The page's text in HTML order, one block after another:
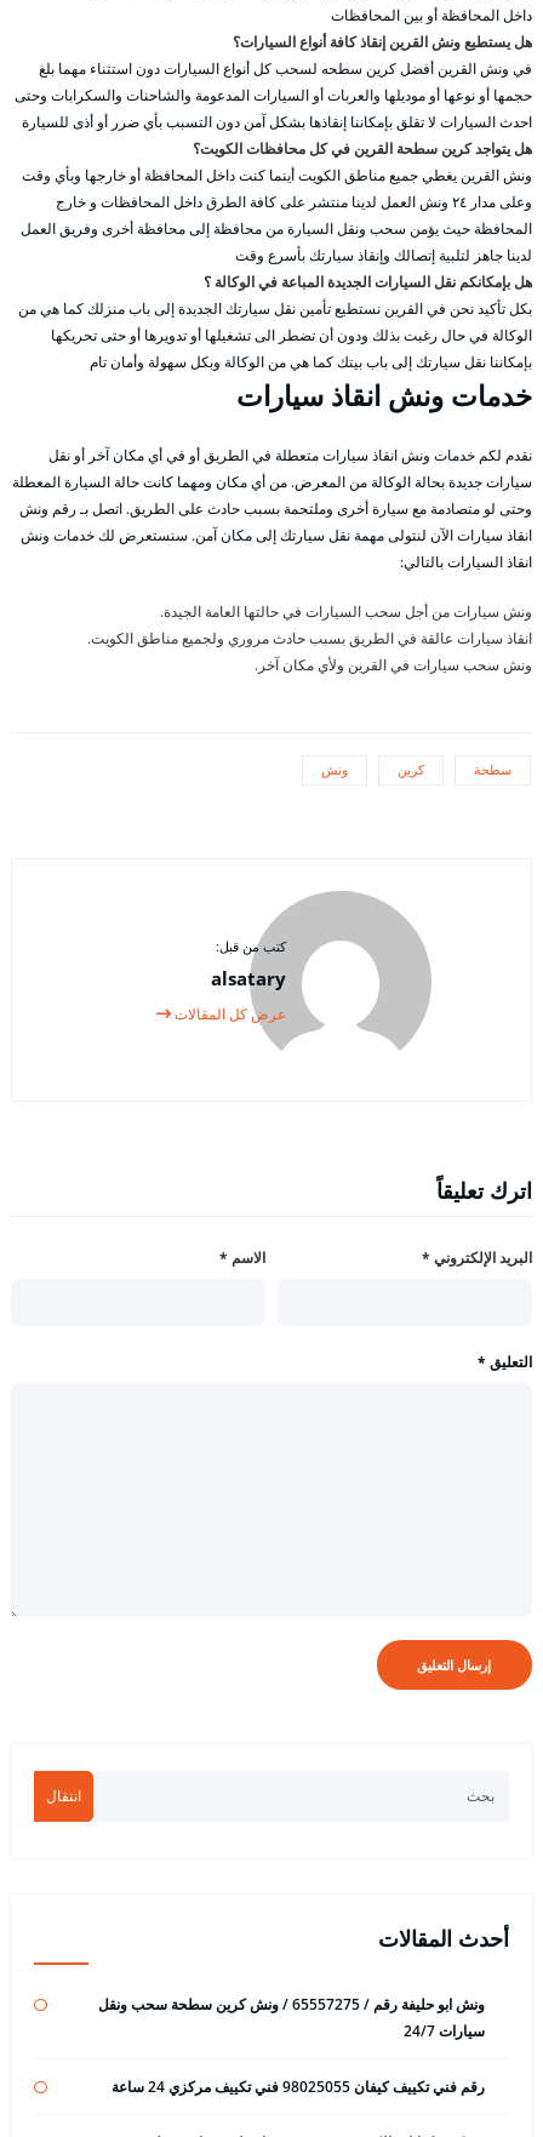
داخل المحافظة أو بين المحافظات
هل يستطيع ونش القرين إنقاذ كافة أنواع السيارات؟
في ونش القرين أفضل كرين سطحه لسحب كل أنواع السيارات دون استثناء مهما بلغ
حجمها أو نوعها أو موديلها والعربات أو السيارات المدعومة والشاحنات والسكرابات وحتى
احدث السيارات لا تقلق بإمكاننا إنقاذها بشكل آمن دون التسبب بأي ضرر أو أذى للسيارة
هل يتواجد كرين سطحة القرين في كل محافظات الكويت؟
ونش القرين يغطي جميع مناطق الكويت أينما كنت داخل المحافظة أو خارجها وبأي وقت
وعلى مدار ٢٤ ونش العمل لدينا منتشر على كافة الطرق داخل المحافظات و خارج
المحافظة حيث يؤمن سحب ونقل السيارة من محافظة إلى محافظة أخرى وفريق العمل
لدينا جاهز لتلبية إتصالك وإنقاذ سيارتك بأسرع وقت
هل بإمكانكم نقل السيارات الجديدة المباعة في الوكالة ؟
بكل تأكيد نحن في القرين نستطيع تأمين نقل سيارتك الجديدة إلى باب منزلك كما هي من
الوكالة في حال رغبت بذلك ودون أن تضطر الى تشغيلها أو تدويرها أو حتى تحريكها
بإمكاننا نقل سيارتك إلى باب بيتك كما هي من الوكالة وبكل سهولة وأمان تام
خدمات ونش انقاذ سيارات
نقدم لكم خدمات ونش انقاذ سيارات متعطلة في الطريق أو في أي مكان آخر أو نقل
سيارات جديدة بحالة الوكالة من المعرض. من أي مكان ومهما كانت حالة السيارة المعطلة
وحتى لو متصادمة مع سيارة أخرى وملتحمة بسبب حادث على الطريق. اتصل بـ رقم ونش
انقاذ سيارات الآن لنتولى مهمة نقل سيارتك إلى مكان آمن. سنستعرض لك خدمات ونش
انقاذ السيارات بالتالي:
ونش سيارات من أجل سحب السيارات في حالتها العامة الجيدة.
انقاذ سيارات عالقة في الطريق بسبب حادث مروري ولجميع مناطق الكويت.
ونش سحب سيارات في القرين ولأي مكان آخر.
سطحة كرين ونش
كتب من قبل:
alsatary
عرض كل المقالات
اترك تعليقاً
الاسم * البريد الإلكتروني *
التعليق *
انتقال
أحدث المقالات
ونش ابو حليفة رقم / 65557275 / ونش كرين سطحة سحب ونقل
سيارات 24/7
رقم فني تكييف كيفان 98025055 فني تكييف مركزي 24 ساعة